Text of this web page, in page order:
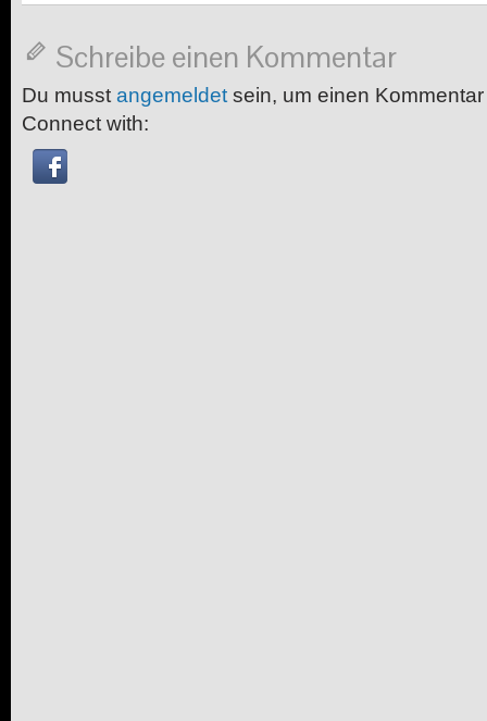
Schreibe einen Kommentar
Du musst angemeldet sein, um einen
Connect with: